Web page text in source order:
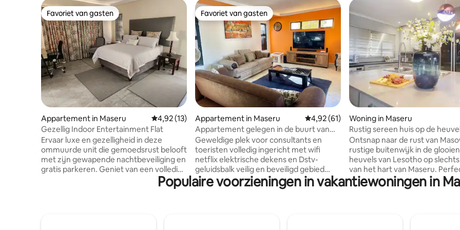
Favoriet van gasten
Favoriet van gasten
Appartement in Maseru Gemiddelde beoordeling van 4,92 uit 5, 13 recensies
4,92 (13)
Gezellig Indoor Entertainment Flat
Ervaar luxe en gezelligheid in deze
ommuurde unit die gemoedsrust belooft
met zijn gewapende nachtbeveiliging en
gratis parkeren. Geniet van een volledig
badkamers, eethoek en woonkamer met
Favoriet van gasten
Favoriet van gasten
Appartement in Maseru Gemiddelde beoordeling van 4,92 uit 5, 61
4,92 (61)
Appartement gelegen in de buurt van
Cbd Malls Resturants Banks
Geweldige plek voor consultants en
toeristen volledig ingericht met wifi
netflix elektrische dekens en Dstv-
geluidsbalk veilig en beveiligd gebied
centraal gelegen binnen alle
voorzieningen +-8 minuten rijden van
Woning in Maseru
Rustig sereen huis op de
Maseru
Ontsnap naar de rust van
rustige buitenwijk in de
heuvels van Lesotho op slechts
van het hart van Maseru.
stellen, gezinnen of groepen.
moderne retraite biedt het
inrichting die is ontworpen
Populaire voorzieningen in vakantiewoningen in